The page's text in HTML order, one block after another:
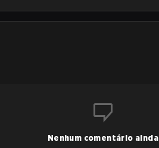
Nenhum comentário ainda